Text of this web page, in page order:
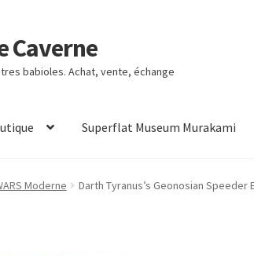
Caverne
babioles. Achat, vente, échange
Superflat Museum Murakami
Moderne Darth Tyranus’s Geonosian Speeder